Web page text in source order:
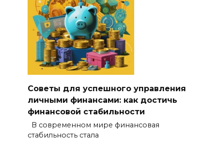
Советы для успешного управления
личными финансами: как достичь
финансовой стабильности
В современном мире финансовая
стабильность стала